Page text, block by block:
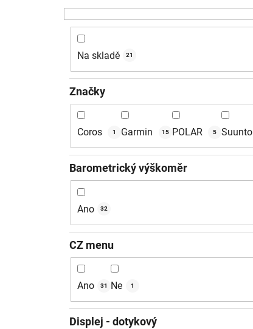
Na skladě 21
Značky
Coros 1 Garmin 15 POLAR 5 Suunto
Barometrický výškoměr
Ano 32
CZ menu
Ano 31 Ne 1
Displej - dotykový